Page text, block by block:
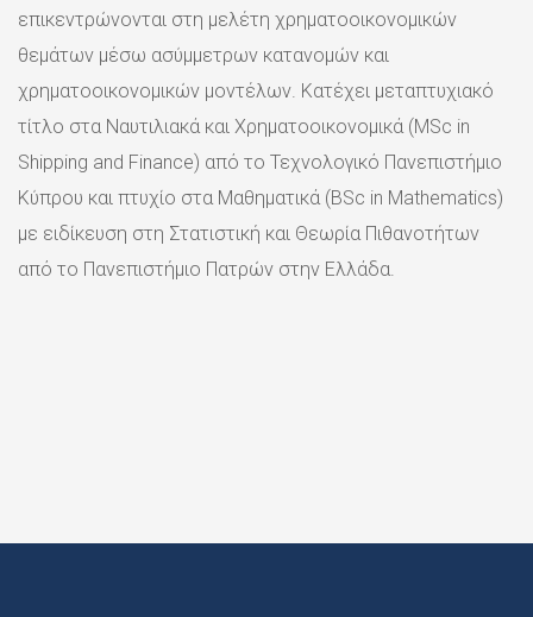
επικεντρώνονται στη μελέτη χρηματοοικονομικών
θεμάτων μέσω ασύμμετρων κατανομών και
χρηματοοικονομικών μοντέλων. Κατέχει μεταπτυχιακό
τίτλο στα Ναυτιλιακά και Χρηματοοικονομικά (MSc in
Shipping and Finance) από το Τεχνολογικό Πανεπιστήμιο
Κύπρου και πτυχίο στα Μαθηματικά (BSc in Mathematics)
με ειδίκευση στη Στατιστική και Θεωρία Πιθανοτήτων
από το Πανεπιστήμιο Πατρών στην Ελλάδα.